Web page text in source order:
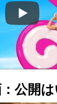
公開は